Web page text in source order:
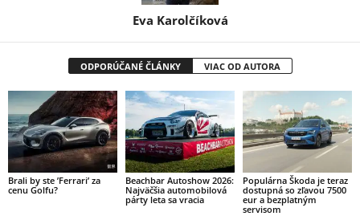
Eva Karolčíková
ODPORÚČANÉ ČLÁNKY VIAC OD AUTORA
Brali by ste ’Ferrari’ za
cenu Golfu?
Beachbar Autoshow 2026:
Najväčšia automobilová
párty leta sa vracia
Populárna Škoda je teraz
dostupná so zľavou 7500
eur a bezplatným
servisom